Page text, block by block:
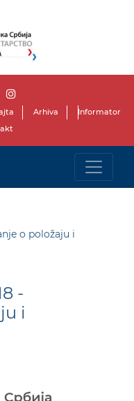
Arhiva
Informator
o položaju i
-
i